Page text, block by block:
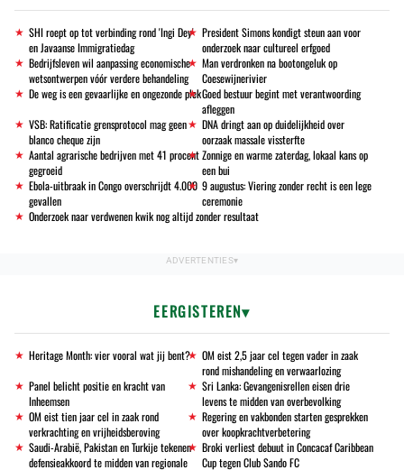
SHI roept op tot verbinding rond 'Ingi Dey'
en Javaanse Immigratiedag
President Simons kondigt steun aan voor
onderzoek naar cultureel erfgoed
Bedrijfsleven wil aanpassing economische
wetsontwerpen vóór verdere behandeling
Man verdronken na bootongeluk op
Coesewijnerivier
De weg is een gevaarlijke en ongezonde plekGoed bestuur begint met verantwoording
afleggen
VSB: Ratificatie grensprotocol mag geen
blanco cheque zijn
DNA dringt aan op duidelijkheid over
oorzaak massale vissterfte
Aantal agrarische bedrijven met 41 procent
gegroeid
Zonnige en warme zaterdag, lokaal kans op
een bui
Ebola-uitbraak in Congo overschrijdt 4.000
gevallen
9 augustus: Viering zonder recht is een lege
ceremonie
Onderzoek naar verdwenen kwik nog altijd zonder resultaat
EERGISTEREN
Heritage Month: vier vooral wat jij bent?
OM eist 2,5 jaar cel tegen vader in zaak
rond mishandeling en verwaarlozing
Panel belicht positie en kracht van
Inheemsen
Sri Lanka: Gevangenisrellen eisen drie
levens te midden van overbevolking
OM eist tien jaar cel in zaak rond
verkrachting en vrijheidsberoving
Regering en vakbonden starten gesprekken
over koopkrachtverbetering
Saudi-Arabië, Pakistan en Turkije tekenen
defensieakkoord te midden van regionale
Broki verliest debuut in Concacaf Caribbean
Cup tegen Club Sando FC